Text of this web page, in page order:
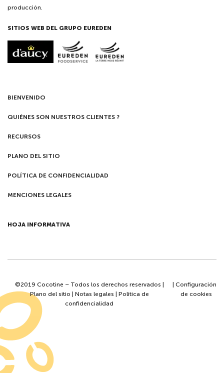
producción.
SITIOS WEB DEL GRUPO EUREDEN
BIENVENIDO
QUIÉNES SON NUESTROS CLIENTES ?
RECURSOS
PLANO DEL SITIO
POLÍTICA DE CONFIDENCIALIDAD
MENCIONES LEGALES
HOJA INFORMATIVA
©2019 Cocotine – Todos los derechos reservados |
Plano del sitio
Notas legales
Politica de
confidencialidad
Configuración
de cookies